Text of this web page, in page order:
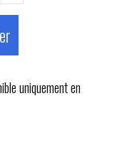
uniquement en